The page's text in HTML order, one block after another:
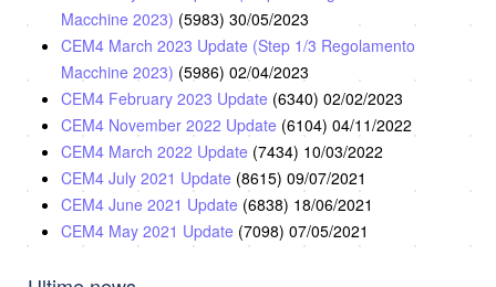
Macchine 2023) (5983) 30/05/2023
CEM4 March 2023 Update (Step 1/3 Regolamento
Macchine 2023) (5986) 02/04/2023
CEM4 February 2023 Update (6340) 02/02/2023
CEM4 November 2022 Update (6104) 04/11/2022
CEM4 March 2022 Update (7434) 10/03/2022
CEM4 July 2021 Update (8615) 09/07/2021
CEM4 June 2021 Update (6838) 18/06/2021
CEM4 May 2021 Update (7098) 07/05/2021